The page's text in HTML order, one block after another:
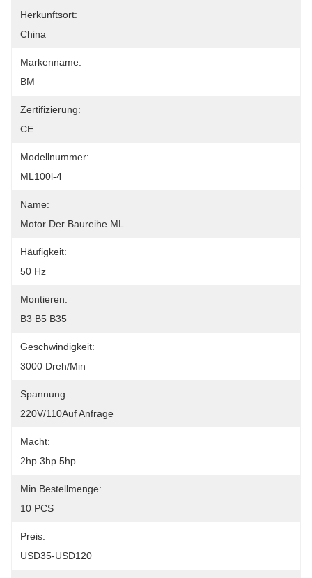
Herkunftsort:
China
Markenname:
BM
Zertifizierung:
CE
Modellnummer:
ML100l-4
Name:
Motor Der Baureihe ML
Häufigkeit:
50 Hz
Montieren:
B3 B5 B35
Geschwindigkeit:
3000 Dreh/min
Spannung:
220V/110Auf Anfrage
Macht:
2hp 3hp 5hp
Min Bestellmenge:
10 PCS
Preis:
USD35-USD120